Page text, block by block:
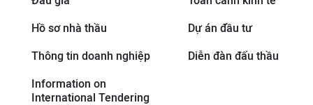
Hồ sơ nhà thầu Dự án đầu tư
Thông tin doanh nghiệp Diễn đàn đấu thầu
Information on
International Tendering